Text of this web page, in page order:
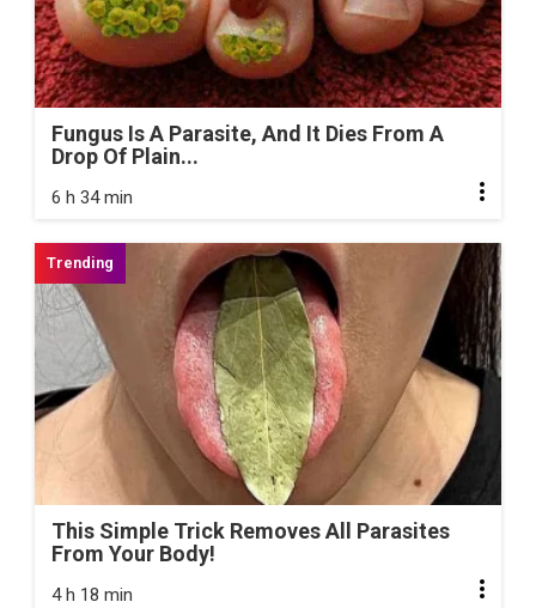
Fungus Is A Parasite, And It Dies From A
Drop Of Plain...
6 h 34 min
This Simple Trick Removes All Parasites
From Your Body!
4 h 18 min